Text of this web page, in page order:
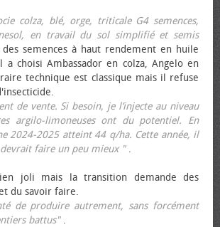
colza, blé, orge, triticale G4 semences,
en travail du sol simplifié et semis
semences à haut rendement en huile
choisi Ambassador en colza, Angelo en
technique est classique mais il refuse
de vente. Si besoin, je l’injecte au niveau
argilo-limoneuses ont du potentiel. En
2024-2025 atteint 44 q/ha. Cette année, il
faire un peu mieux ".
joli mais la transition demande des
du savoir faire.
de produire autrement, sans forcément
battus".